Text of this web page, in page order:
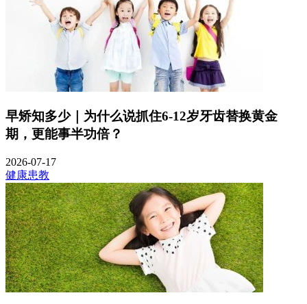
早矫知多少｜为什么说抓住6-12岁牙齿替换黄金
期，更能事半功倍？
2026-07-17
健康患教